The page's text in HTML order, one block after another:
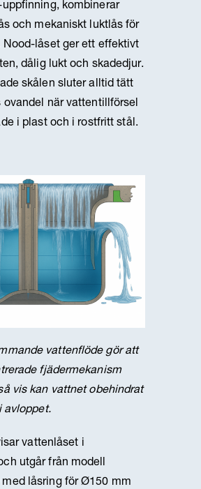
kombinerar
och mekaniskt luktlås för
Nood-låset ger ett effektivt
dålig lukt och skadedjur.
skålen sluter alltid tätt
ovandel när vattentillförsel
i plast och i rostfritt stål.
vattenflöde gör att
fjädermekanism
vis kan vattnet obehindrat
avloppet.
vattenlåset i
utgår från modell
med låsring för Ø150 mm